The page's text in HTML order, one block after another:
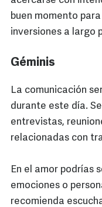
buen momento
inversiones a largo
Géminis
La comunicación
durante este día.
entrevistas,
relacionadas con
En el amor podrías
emociones o
recomienda